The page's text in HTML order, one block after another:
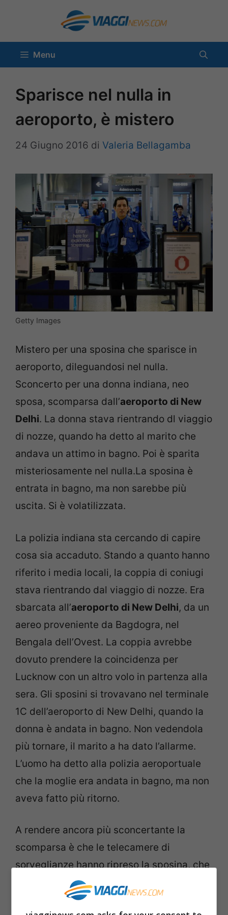
contenuto
Menu
Sparisce nel nulla in
aeroporto, è mistero
24 Giugno 2016 di Valeria Bellagamba
Getty Images
Mistero per una sposina che sparisce in
aeroporto, dileguandosi nel nulla.
Sconcerto per una donna indiana, neo
sposa, scomparsa dall’aeroporto di New
Delhi. La donna stava rientrando dl viaggio
di nozze, quando ha detto al marito che
andava un attimo in bagno. Poi è sparita
misteriosamente nel nulla.La sposina è
entrata in bagno, ma non sarebbe più
uscita. Si è volatilizzata.
La polizia indiana sta cercando di capire
cosa sia accaduto. Stando a quanto hanno
riferito i media locali, la coppia di coniugi
stava rientrando dal viaggio di nozze. Era
sbarcata all’aeroporto di New Delhi, da un
aereo proveniente da Bagdogra, nel
Bengala dell’Ovest. La coppia avrebbe
dovuto prendere la coincidenza per
Lucknow con un altro volo in partenza alla
sera. Gli sposini si trovavano nel terminale
1C dell’aeroporto di New Delhi, quando la
donna è andata in bagno. Non vedendola
più tornare, il marito a ha dato l’allarme.
L’uomo ha detto alla polizia aeroportuale
che la moglie era andata in bagno, ma non
aveva fatto più ritorno.
A rendere ancora più sconcertante la
scomparsa è che le telecamere di
sorveglianze hanno ripreso la sposina, che
indossava unsari blu
poi mostrare poco dopo una donna che